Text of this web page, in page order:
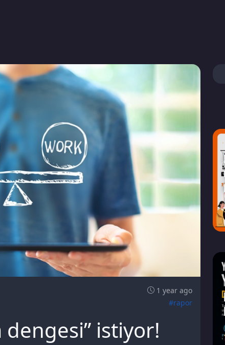
1 year ago
#rapor
dengesi” istiyor!